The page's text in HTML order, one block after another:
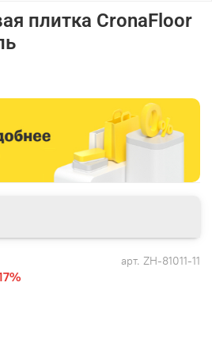
арт. ZH-81011-11
плитка CronaFloor